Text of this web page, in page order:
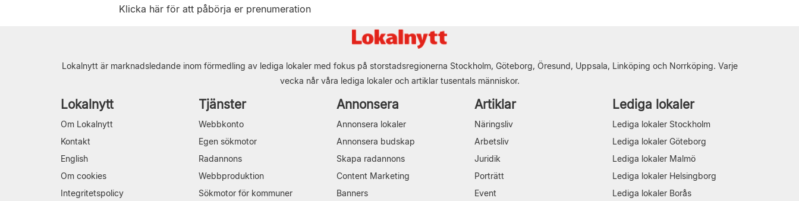
Klicka här för att påbörja er prenumeration
Lokalnytt är marknadsledande inom förmedling av lediga lokaler med fokus på storstadsregionerna Stockholm, Göteborg, Öresund, Uppsala, Linköping och Norrköping. Varje
vecka når våra lediga lokaler och artiklar tusentals människor.
Lokalnytt
Om Lokalnytt
Kontakt
English
Om cookies
Integritetspolicy
Tjänster
Webbkonto
Egen sökmotor
Radannons
Webbproduktion
Sökmotor för kommuner
Annonsera
Annonsera lokaler
Annonsera budskap
Skapa radannons
Content Marketing
Banners
Artiklar
Näringsliv
Arbetsliv
Juridik
Porträtt
Event
Lediga lokaler
Lediga lokaler Stockholm
Lediga lokaler Göteborg
Lediga lokaler Malmö
Lediga lokaler Helsingborg
Lediga lokaler Borås